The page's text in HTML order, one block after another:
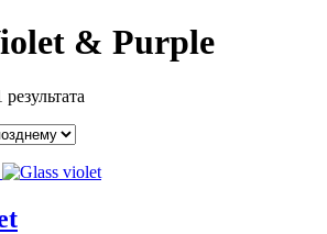
& Purple